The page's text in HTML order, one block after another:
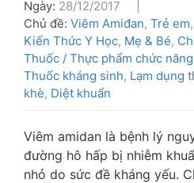
Ngày: 28/12/2017
Chủ đề: Viêm Amiđan, Trẻ em,
Kiến Thức Y Học, Mẹ & Bé,
Thuốc / Thực phẩm chức năng
Thuốc kháng sinh, Lạm dụng
khè, Diệt khuẩn
Viêm amidan là bệnh lý
đường hô hấp bị nhiễm
nhỏ do sức đề kháng yếu.